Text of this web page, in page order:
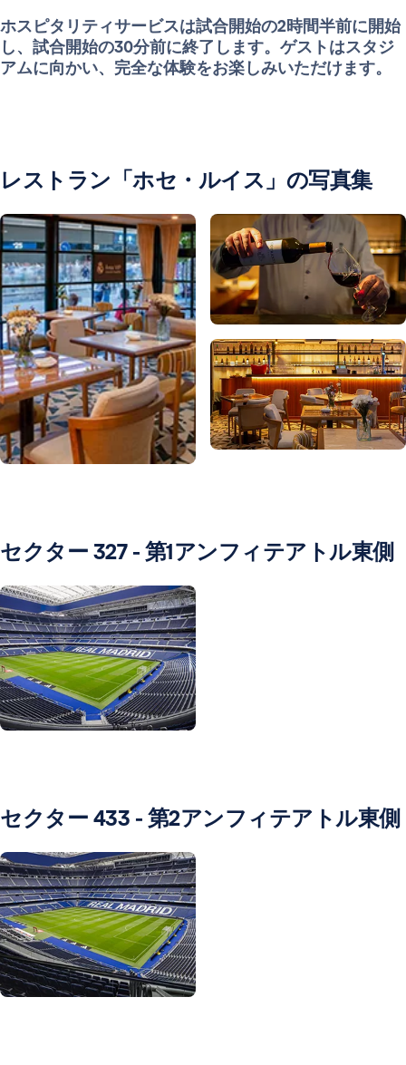
ホスピタリティサービスは試合開始の2時間半前に開始
し、試合開始の30分前に終了します。ゲストはスタジ
アムに向かい、完全な体験をお楽しみいただけます。
レストラン「ホセ・ルイス」の写真集
セクター 327 - 第1アンフィテアトル東側
セクター 433 - 第2アンフィテアトル東側